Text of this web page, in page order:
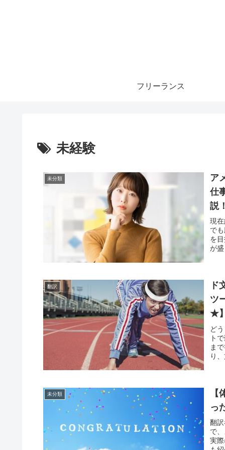
フリーランス
未経験
未分類
ア
仕
説
現
で
を
が
翻訳
ド
ツ
★
ど
ト
ま
り
未分類
っ
翻
で
実